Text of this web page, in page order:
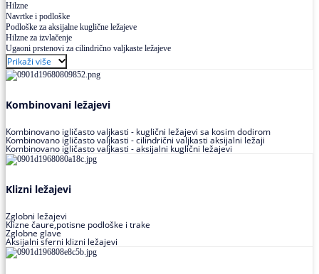
Hilzne
Navrtke i podloške
Podloške za aksijalne kuglične ležajeve
Hilzne za izvlačenje
Ugaoni prstenovi za cilindrično valjkaste ležajeve
Prikaži više
Kombinovani ležajevi
Kombinovano igličasto valjkasti - kuglični ležajevi sa kosim dodirom
Kombinovano igličasto valjkasti - cilindrični valjkasti aksijalni ležaji
Kombinovano igličasto valjkasti - aksijalni kuglični ležajevi
Klizni ležajevi
Zglobni ležajevi
Klizne čaure,potisne podloške i trake
Zglobne glave
Aksijalni sferni klizni ležajevi